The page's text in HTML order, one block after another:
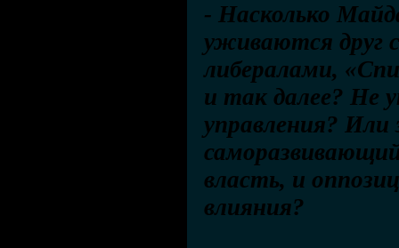
- Насколько
уживаются друг
либералами,
и так далее? Не
управления?
власть, и
влияния?